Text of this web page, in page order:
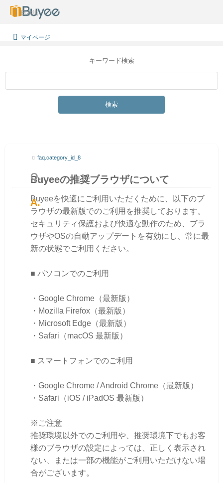
日本語
マイページ
キーワード検索
検索
faq.category_id_8
Buyeeの推奨ブラウザについて
Buyeeを快適にご利用いただくために、以下のブ
ラウザの最新版でのご利用を推奨しております。
セキュリティ保護および快適な動作のため、ブラ
ウザやOSの自動アップデートを有効にし、常に最
新の状態でご利用ください。
■ パソコンでのご利用
・Google Chrome（最新版）
・Mozilla Firefox（最新版）
・Microsoft Edge（最新版）
・Safari（macOS 最新版）
■ スマートフォンでのご利用
・Google Chrome / Android Chrome（最新版）
・Safari（iOS / iPadOS 最新版）
※ご注意
推奨環境以外でのご利用や、推奨環境下でもお客
様のブラウザの設定によっては、正しく表示され
ない、または一部の機能がご利用いただけない場
合がございます。